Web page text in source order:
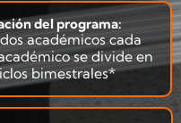
del programa:
académicos cada
se divide en
bimestrales*